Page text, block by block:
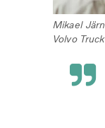
Mikael
Volvo